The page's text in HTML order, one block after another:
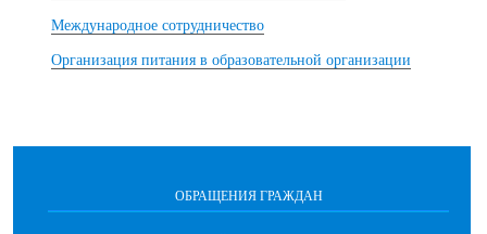
Международное сотрудничество
Организация питания в образовательной организации
ОБРАЩЕНИЯ ГРАЖДАН